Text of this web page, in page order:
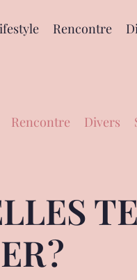
Rencontre
Rencontre Divers
?